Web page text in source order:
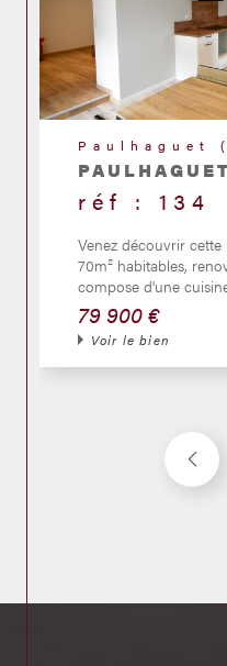
Paulhaguet
PAULHAGUET
réf : 134
Venez découvrir
70m² habitables,
compose d'une
79 900 €
Voir le bien